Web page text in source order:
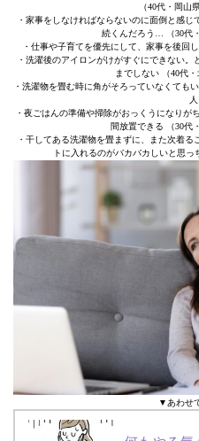
（40代・岡山
・家事をしなければならないのに面倒と感
続くんだろう… （30代
・仕事や子育てを優先にして、家事を後回
・洗濯後のアイロンがけがすぐにできない
までしない （40代・
・洗濯物を畳む時に角がそろっていなくても
人
・夜ごはんの準備や掃除がおっくうになりが
間放置できる （30代
・干してある洗濯物を畳まずに、また次着
トに入れるのがバカバカしいと思っ
▼あわせ